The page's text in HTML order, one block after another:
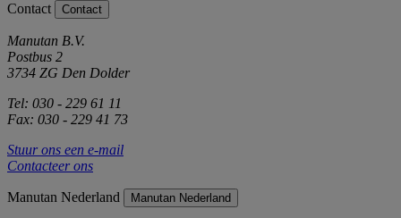
Contact Contact
Manutan B.V.
Postbus 2
3734 ZG Den Dolder
Tel: 030 - 229 61 11
Fax: 030 - 229 41 73
Stuur ons een e-mail
Contacteer ons
Manutan Nederland Manutan Nederland